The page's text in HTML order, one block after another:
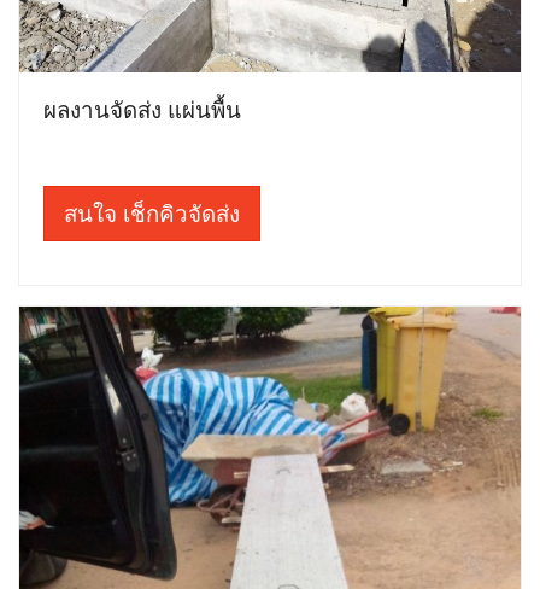
ผลงานจัดส่ง แผ่นพื้น
สนใจ เช็กคิวจัดส่ง